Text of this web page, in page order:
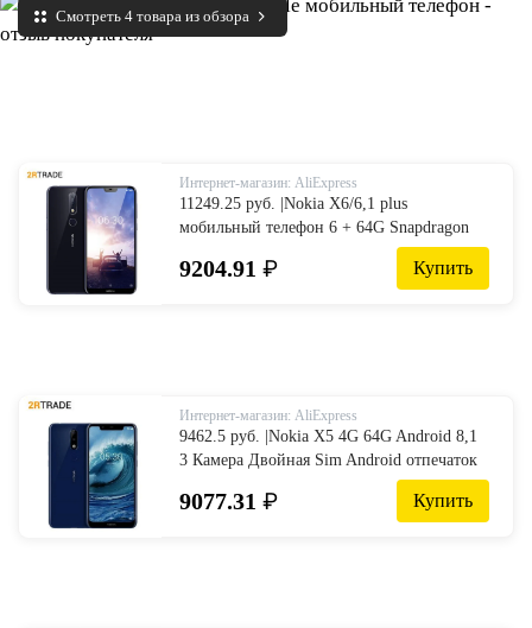
Смотреть 4 товара из обзора
Интернет-магазин: AliExpress
11249.25 руб. |Nokia X6/6,1 plus
мобильный телефон 6 + 64G Snapdragon
636 Восьмиядерный 5,8 дюймов FHD
16.0MP + 5.0MP камера отпечатков
9204.91 ₽ Купить
Интернет-магазин: AliExpress
9462.5 руб. |Nokia X5 4G 64G Android 8,1
3 Камера Двойная Sim Android отпечаток
пальца 5,86 дюймов Восьмиядерный LTE
4G 3060 mAh мобильный телефон-in
9077.31 ₽ Купить